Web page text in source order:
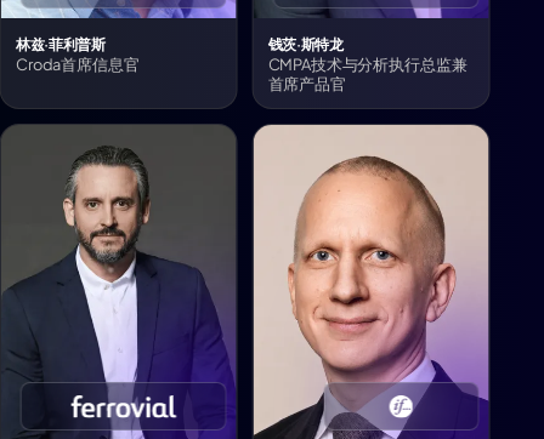
林兹·菲利普斯
Croda首席信息官
钱茨·斯特龙
CMPA技术与分析执行总监兼
首席产品官